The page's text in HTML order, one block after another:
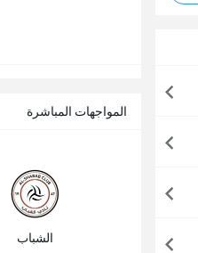
المواجهات المباشرة
الشباب